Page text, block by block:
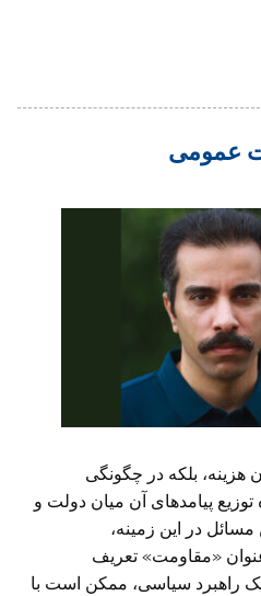
عمومی
هزینه، بلکه در چگونگی
پیامدهای آن میان دولت و
در این زمینه،
«مقاومت» تعریف
راهبرد سیاسی، ممکن است با